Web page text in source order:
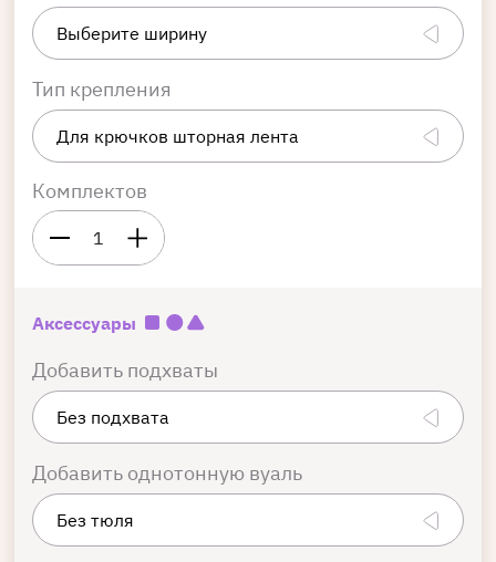
Тип крепления
Комплектов
1
Аксессуары
Добавить подхваты
Добавить однотонную вуаль